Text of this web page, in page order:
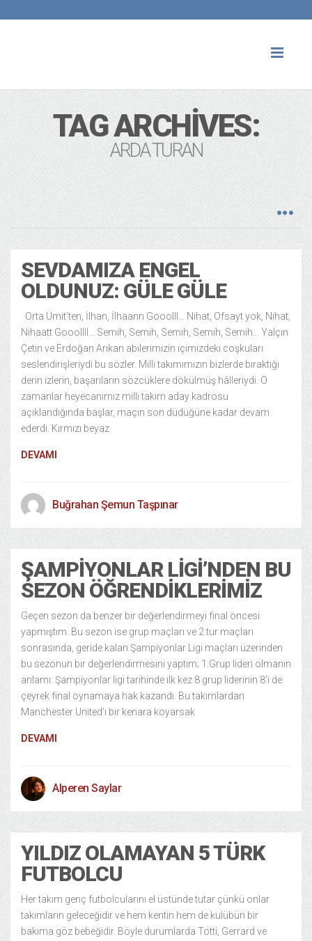
TAG ARCHIVES:
ARDA TURAN
SEVDAMIZA ENGEL
OLDUNUZ: GÜLE GÜLE
Orta Ümit’ten, İlhan, İlhaann Gooolll… Nihat, Ofsayt yok, Nihat,
Nihaatt Gooollll… Semih, Semih, Semih, Semih, Semih… Yalçın
Çetin ve Erdoğan Arıkan abilerimizin içimizdeki coşkuları
seslendirişleriydi bu sözler. Milli takımımızın bizlerde bıraktığı
derin izlerin, başarıların sözcüklere dökülmüş hâlleriydi. O
zamanlar heyecanımız milli takım aday kadrosu
açıklandığında başlar, maçın son düdüğüne kadar devam
ederdi. Kırmızı beyaz
DEVAMI
Buğrahan Şemun Taşpınar
ŞAMPIYONLAR LIGI’NDEN BU
SEZON ÖĞRENDIKLERIMIZ
Geçen sezon da benzer bir değerlendirmeyi final öncesi
yapmıştım. Bu sezon ise grup maçları ve 2.tur maçları
sonrasında, geride kalan Şampiyonlar Ligi maçları üzerinden
bu sezonun bir değerlendirmesini yaptım; 1.Grup lideri olmanın
anlamı: Şampiyonlar ligi tarihinde ilk kez 8 grup liderinin 8’i de
çeyrek final oynamaya hak kazandı. Bu takımlardan
Manchester United’ı bir kenara koyarsak
DEVAMI
Alperen Saylar
YILDIZ OLAMAYAN 5 TÜRK
FUTBOLCU
Her takım genç futbolcularını el üstünde tutar çünkü onlar
takımların geleceğidir ve hem kentin hem de kulübün bir
bakıma göz bebeğidir. Böyle durumlarda Totti, Gerrard ve